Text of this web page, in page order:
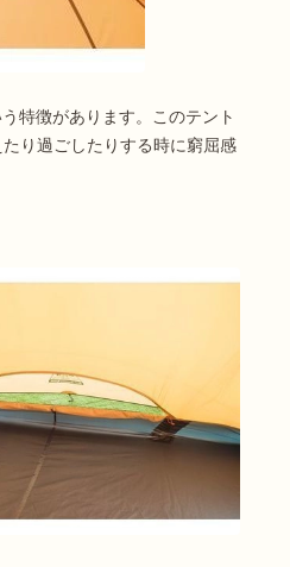
特徴があります。このテント
り過ごしたりする時に窮屈感